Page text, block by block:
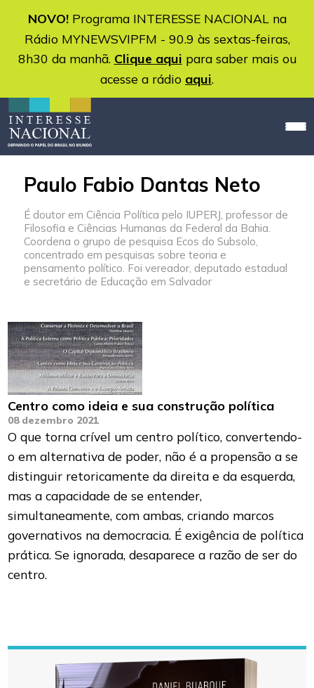
NOVO!Programa INTERESSE NACIONAL na
Rádio MYNEWSVIPFM - 90.9 às sextas-feiras,
8h30 da manhã. Clique aqui para saber mais ou
acesse a rádio aqui.
Paulo Fabio Dantas Neto
É doutor em Ciência Política pelo IUPERJ, professor de
Filosofia e Ciências Humanas da Federal da Bahia.
Coordena o grupo de pesquisa Ecos do Subsolo,
concentrado em pesquisas sobre teoria e
pensamento político. Foi vereador, deputado estadual
e secretário de Educação em Salvador
Centro como ideia e sua construção política
08 dezembro 2021
O que torna crível um centro político, convertendo-
o em alternativa de poder, não é a propensão a se
distinguir retoricamente da direita e da esquerda,
mas a capacidade de se entender,
simultaneamente, com ambas, criando marcos
governativos na democracia. É exigência de política
prática. Se ignorada, desaparece a razão de ser do
centro.